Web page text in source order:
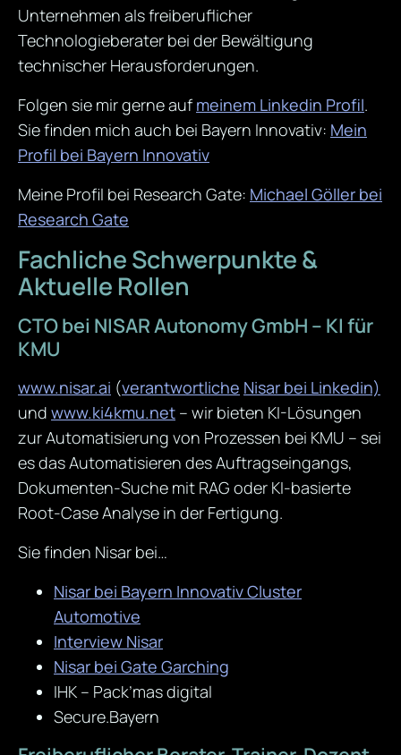
Unternehmen als freiberuflicher
Technologieberater bei der Bewältigung
technischer Herausforderungen.
Folgen sie mir gerne auf meinem Linkedin Profil.
Sie finden mich auch bei Bayern Innovativ: Mein
Profil bei Bayern Innovativ
Meine Profil bei Research Gate: Michael Göller bei
Research Gate
Fachliche Schwerpunkte &
Aktuelle Rollen
CTO bei NISAR Autonomy GmbH – KI für
KMU
www.nisar.ai (verantwortliche Nisar bei Linkedin)
und www.ki4kmu.net – wir bieten KI-Lösungen
zur Automatisierung von Prozessen bei KMU – sei
es das Automatisieren des Auftragseingangs,
Dokumenten-Suche mit RAG oder KI-basierte
Root-Case Analyse in der Fertigung.
Sie finden Nisar bei…
Nisar bei Bayern Innovativ Cluster
Automotive
Interview Nisar
Nisar bei Gate Garching
IHK – Pack’mas digital
Secure.Bayern